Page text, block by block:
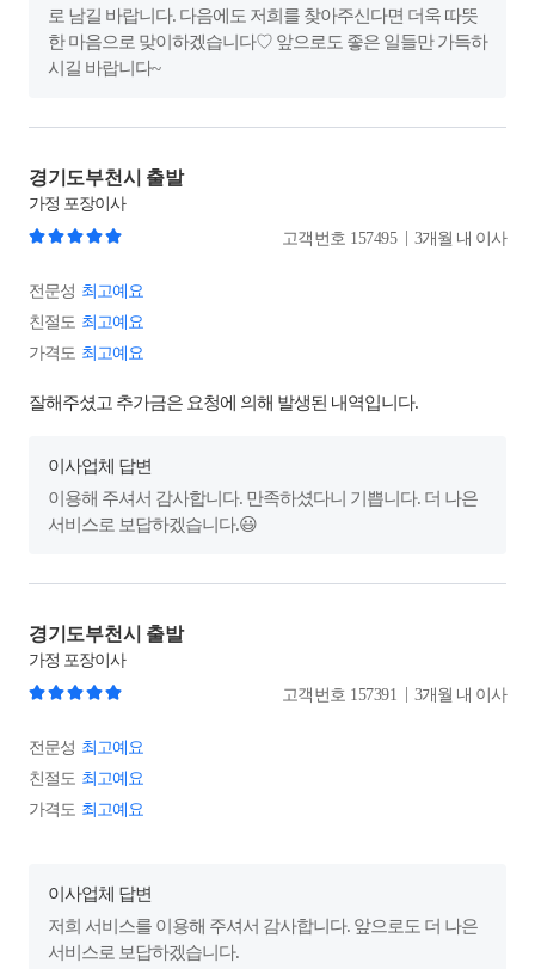
로 남길 바랍니다. 다음에도 저희를 찾아주신다면 더욱 따뜻
한 마음으로 맞이하겠습니다♡ 앞으로도 좋은 일들만 가득하
시길 바랍니다~
경기도부천시 출발
가정 포장이사
고객번호 157495 3개월 내 이사
전문성 최고예요
친절도 최고예요
가격도 최고예요
잘해주셨고 추가금은 요청에 의해 발생된 내역입니다.
이사업체 답변
이용해 주셔서 감사합니다. 만족하셨다니 기쁩니다. 더 나은
서비스로 보답하겠습니다.😃
경기도부천시 출발
가정 포장이사
고객번호 157391 3개월 내 이사
전문성 최고예요
친절도 최고예요
가격도 최고예요
이사업체 답변
저희 서비스를 이용해 주셔서 감사합니다. 앞으로도 더 나은
서비스로 보답하겠습니다.